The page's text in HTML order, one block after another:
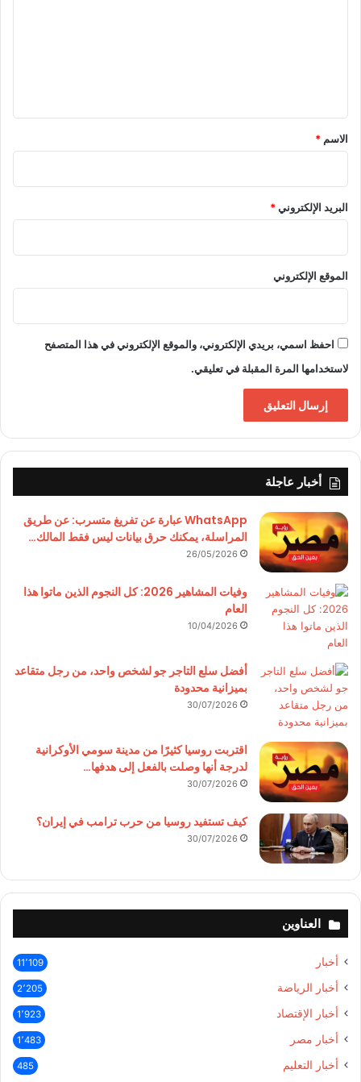
*
الاسم *
البريد الإلكتروني*
الموقع الإلكتروني
احفظ اسمي، بريدي الإلكتروني، والموقع الإلكتروني في هذا المتصفح
لاستخدامها المرة المقبلة في تعليقي.
أخبار عاجلة
WhatsApp عبارة عن تفريغ متسرب: عن طريق
المراسلة، يمكنك حرق بيانات ليس فقط المالك…
26/05/2026
وفيات المشاهير 2026: كل النجوم الذين ماتوا هذا
العام
10/04/2026
أفضل سلع التاجر جو لشخص واحد، من رجل متقاعد
بميزانية محدودة
30/07/2026
اقتربت روسيا كثيرًا من مدينة سومي الأوكرانية
لدرجة أنها وصلت بالفعل إلى هدفها…
30/07/2026
كيف تستفيد روسيا من حرب ترامب في إيران؟
30/07/2026
العناوين
أخبار 11٬109
أخبار الرياضة 2٬205
أخبار الإقتصاد 1٬923
أخبار مصر 1٬483
أخبار التعليم 485